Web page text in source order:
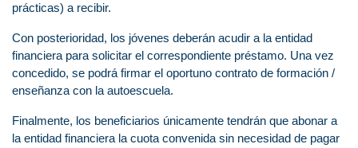
prácticas) a recibir.
Con posterioridad, los jóvenes deberán acudir a la entidad
financiera para solicitar el correspondiente préstamo. Una vez
concedido, se podrá firmar el oportuno contrato de formación /
enseñanza con la autoescuela.
Finalmente, los beneficiarios únicamente tendrán que abonar a
la entidad financiera la cuota convenida sin necesidad de pagar